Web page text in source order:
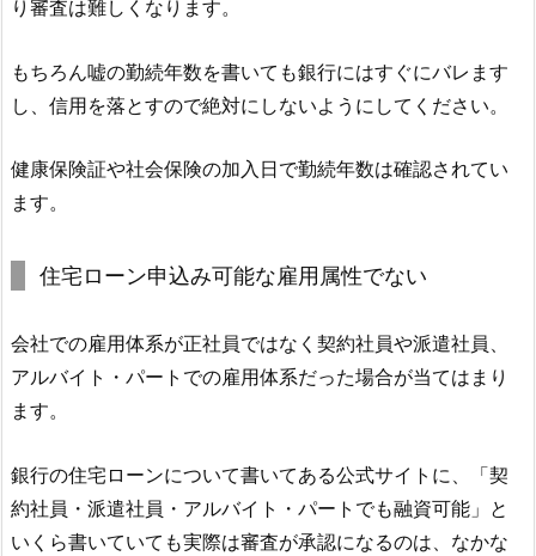
り審査は難しくなります。
もちろん嘘の勤続年数を書いても銀行にはすぐにバレます
し、信用を落とすので絶対にしないようにしてください。
健康保険証や社会保険の加入日で勤続年数は確認されてい
ます。
住宅ローン申込み可能な雇用属性でない
会社での雇用体系が正社員ではなく契約社員や派遣社員、
アルバイト・パートでの雇用体系だった場合が当てはまり
ます。
銀行の住宅ローンについて書いてある公式サイトに、「契
約社員・派遣社員・アルバイト・パートでも融資可能」と
いくら書いていても実際は審査が承認になるのは、なかな